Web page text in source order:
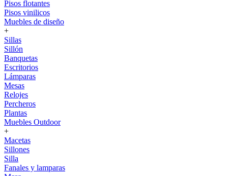
Pisos flotantes
Pisos vinilicos
Muebles de diseño
+
Sillas
Sillón
Banquetas
Escritorios
Lámparas
Mesas
Relojes
Percheros
Plantas
Muebles Outdoor
+
Macetas
Sillones
Silla
Fanales y lamparas